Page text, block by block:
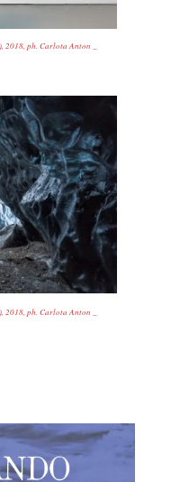
ph. Carlota Anton _
ph. Carlota Anton _